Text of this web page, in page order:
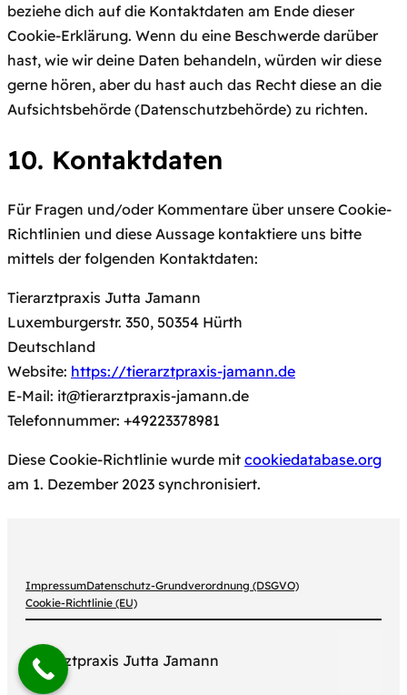
beziehe dich auf die Kontaktdaten am Ende dieser
Cookie-Erklärung. Wenn du eine Beschwerde darüber
hast, wie wir deine Daten behandeln, würden wir diese
gerne hören, aber du hast auch das Recht diese an die
Aufsichtsbehörde (Datenschutzbehörde) zu richten.
10. Kontaktdaten
Für Fragen und/oder Kommentare über unsere Cookie-
Richtlinien und diese Aussage kontaktiere uns bitte
mittels der folgenden Kontaktdaten:
Tierarztpraxis Jutta Jamann
Luxemburgerstr. 350, 50354 Hürth
Deutschland
Website: https://tierarztpraxis-jamann.de
E-Mail: it@tierarztpraxis-jamann.de
Telefonnummer: +49223378981
Diese Cookie-Richtlinie wurde mit cookiedatabase.org
am 1. Dezember 2023 synchronisiert.
ImpressumDatenschutz-Grundverordnung (DSGVO)
Cookie-Richtlinie (EU)
Tierarztpraxis Jutta Jamann